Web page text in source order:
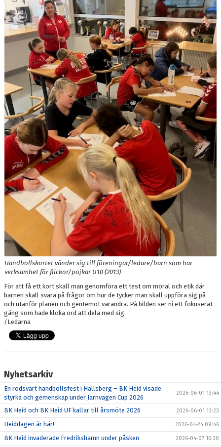
DOKUMENT
NYFIKEN PÅ HANDBOLL
HEID CUPEN
STÖTTA BK HEID - BLI MEDLEM!
HANDBOLLSGYMNASIUM
DIGITALT MATCHPROGRAM
Handbollskortet vänder sig till föreningar/ledare/barn som har
verksamhet för flickor/pojkar U10 (2013)
För att få ett kort skall man genomföra ett test om moral och etik där
barnen skall svara på frågor om hur de tycker man skall uppföra sig på
och utanför planen och gentemot varandra. På bilden ser ni ett fokuserat
gäng som hade kloka ord att dela med sig.
/Ledarna
Nyhetsarkiv
En rödsvart handbollsfest i Hallsberg – BK Heid visade
styrka och gemenskap under Järnvägen Cup 2026
2026-06-01 13:44
BK Heid och BK Heid UF kallar till årsmöte 2026 2026-06-01 12:23
Heiddagen är här! 2026-04-24 09:46
BK Heid invaderade Fredrikshamn under påsken 2026-04-07 16:30